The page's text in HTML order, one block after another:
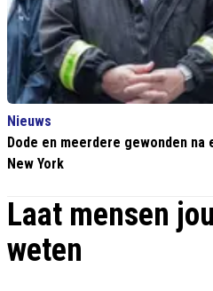
Nieuws
Dode en meerdere gewonden
New York
Laat mensen
weten